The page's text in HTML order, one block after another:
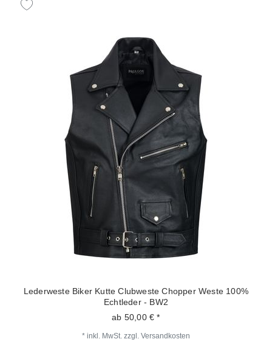
Lederweste Biker Kutte Clubweste Chopper Weste 100%
Echtleder - BW2
ab 50,00 € *
* inkl. MwSt. zzgl. Versandkosten